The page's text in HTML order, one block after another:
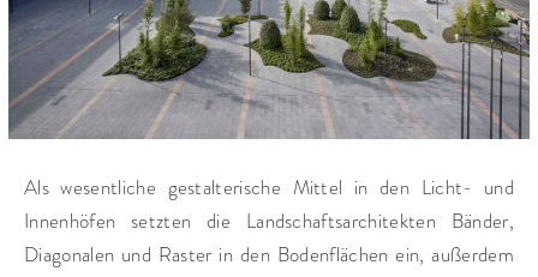
Als wesentliche gestalterische Mittel in den Licht- und
Innenhöfen setzten die Landschaftsarchitekten Bänder,
Diagonalen und Raster in den Bodenflächen ein, außerdem